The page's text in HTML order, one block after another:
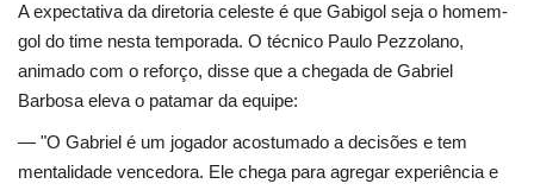
A expectativa da diretoria celeste é que Gabigol seja o homem-
gol do time nesta temporada. O técnico Paulo Pezzolano,
animado com o reforço, disse que a chegada de Gabriel
Barbosa eleva o patamar da equipe:
— "O Gabriel é um jogador acostumado a decisões e tem
mentalidade vencedora. Ele chega para agregar experiência e